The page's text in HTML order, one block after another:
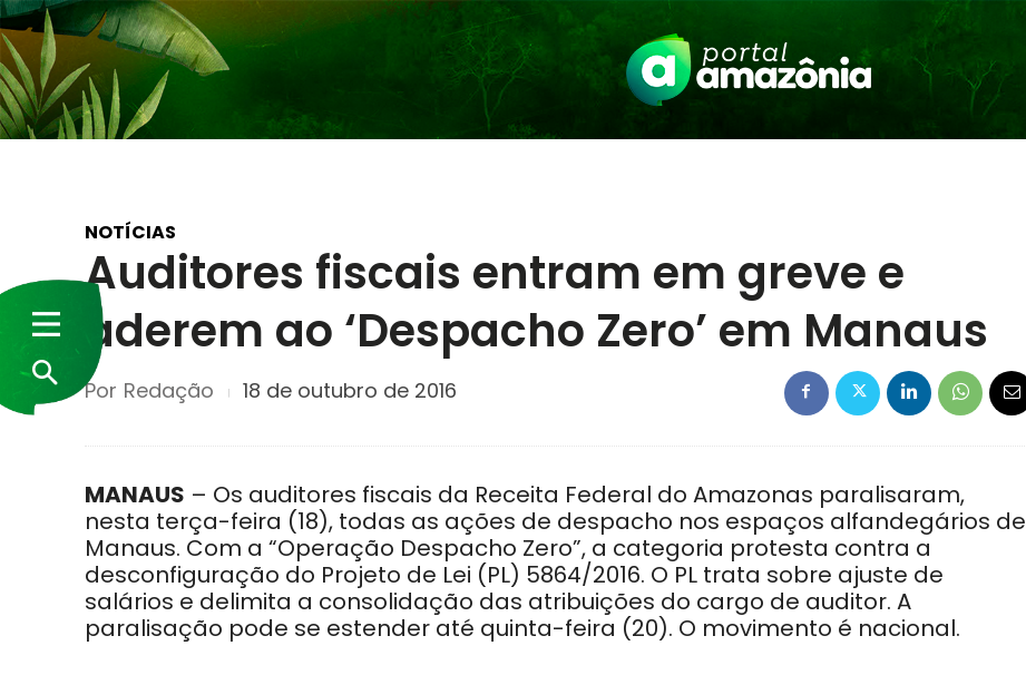
NOTÍCIAS
Auditores fiscais entram em greve e
aderem ao ‘Despacho Zero’ em Manaus
Por Redação 18 de outubro de 2016
MANAUS – Os auditores fiscais da Receita Federal do Amazonas paralisaram,
nesta terça-feira (18), todas as ações de despacho nos espaços alfandegários de
Manaus. Com a “Operação Despacho Zero”, a categoria protesta contra a
desconfiguração do Projeto de Lei (PL) 5864/2016. O PL trata sobre ajuste de
salários e delimita a consolidação das atribuições do cargo de auditor. A
paralisação pode se estender até quinta-feira (20). O movimento é nacional.